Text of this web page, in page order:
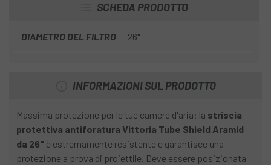
SCHEDA PRODOTTO
DIAMETRO DEL FILTRO 26"
INFORMAZIONI SUL PRODOTTO
Massima protezione per le tue camere d'aria: la striscia
protettiva antiforatura Vittoria Tube Shield Aramid
da 26" è estremamente resistente e garantisce una
protezione a prova di proiettile. Deve essere posizionata